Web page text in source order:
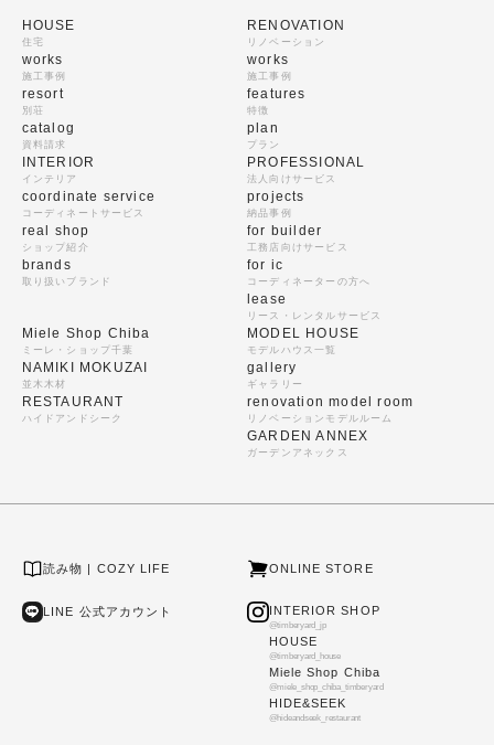
HOUSE
住宅
works
施工事例
resort
別荘
catalog
資料請求
RENOVATION
リノベーション
works
施工事例
features
特徴
plan
プラン
INTERIOR
インテリア
coordinate service
コーディネートサービス
real shop
ショップ紹介
brands
取り扱いブランド
PROFESSIONAL
法人向けサービス
projects
納品事例
for builder
工務店向けサービス
for ic
コーディネーターの方へ
lease
リース・レンタルサービス
Miele Shop Chiba
ミーレ・ショップ千葉
NAMIKI MOKUZAI
並木木材
RESTAURANT
ハイドアンドシーク
MODEL HOUSE
モデルハウス一覧
gallery
ギャラリー
renovation model room
リノベーションモデルルーム
GARDEN ANNEX
ガーデンアネックス
読み物 | COZY LIFE ONLINE STORE
LINE 公式アカウント INTERIOR SHOP
@timberyard_jp
HOUSE
@timberyard_house
Miele Shop Chiba
@miele_shop_chiba_timberyard
HIDE&SEEK
@hideandseek_restaurant